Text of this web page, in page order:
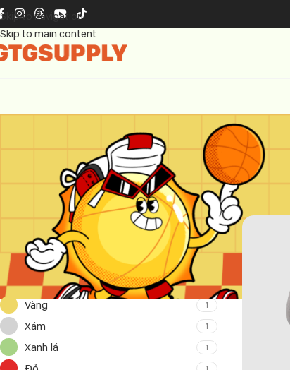
Skip to navigation
Skip to main content
THƯƠNG HIỆU
4
MÀU SẮC
Vàng 1
Xám 1
Xanh lá 1
Trang chủ